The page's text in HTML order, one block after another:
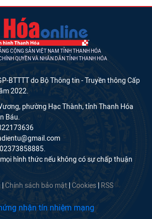
CỘNG SẢN VIỆT NAM TỈNH THANH HÓA
QUYỀN VÀ NHÂN DÂN TỈNH THANH HÓA
BTTTT do Bộ Thông tin - Truyền thông Cấp
2022.
phường Hạc Thành, tỉnh Thanh Hóa
Báu.
hình thức nếu không có sự chấp thuận
Chính sách bảo mật Cookies RSS